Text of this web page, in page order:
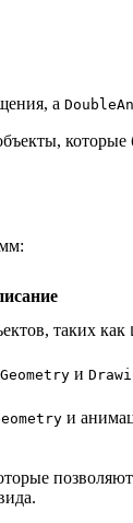
а
которые
таких как
и
и